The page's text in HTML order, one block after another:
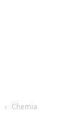
Chemia